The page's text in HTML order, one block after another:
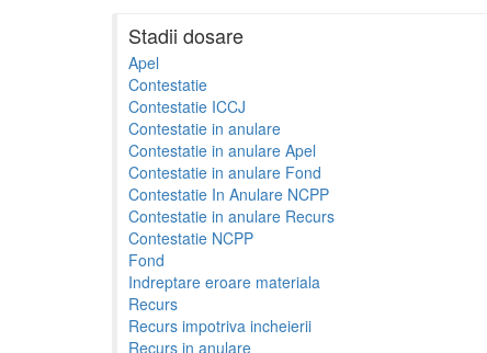
Stadii dosare
Apel
Contestatie
Contestatie ICCJ
Contestatie in anulare
Contestatie in anulare Apel
Contestatie in anulare Fond
Contestatie In Anulare NCPP
Contestatie in anulare Recurs
Contestatie NCPP
Fond
Indreptare eroare materiala
Recurs
Recurs impotriva incheierii
Recurs in anulare